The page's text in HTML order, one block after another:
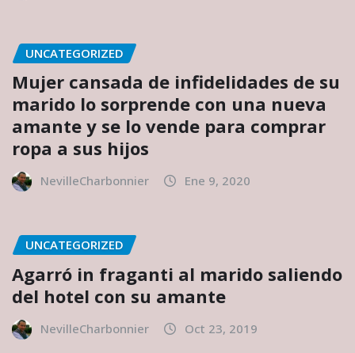
UNCATEGORIZED
Mujer cansada de infidelidades de su
marido lo sorprende con una nueva
amante y se lo vende para comprar
ropa a sus hijos
NevilleCharbonnier Ene 9, 2020
UNCATEGORIZED
Agarró in fraganti al marido saliendo
del hotel con su amante
NevilleCharbonnier Oct 23, 2019